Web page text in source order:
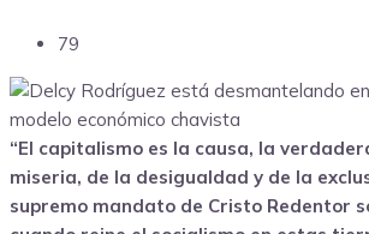
79
“El capitalismo es la causa, la
miseria, de la desigualdad y de la
supremo mandato de Cristo Redentor